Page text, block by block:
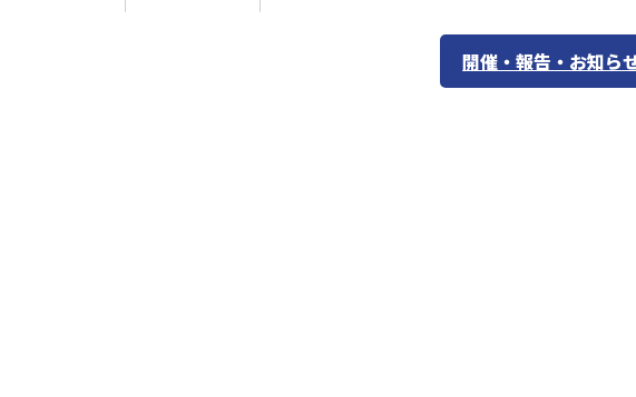
開催・報告・お知ら